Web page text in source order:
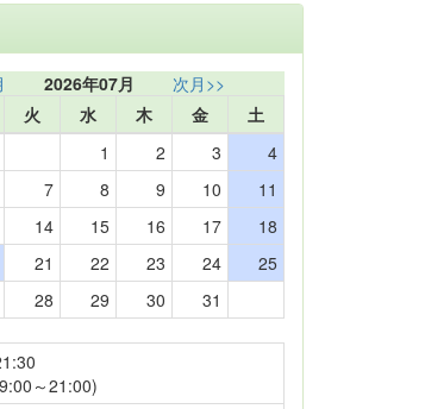
2026年07月
次月>>
火 水 木 金
土
1
2 3
4
7 8 9 10
11
14 15 16 17
18
21 22 23 24
25
28 29 30 31
～21:00)